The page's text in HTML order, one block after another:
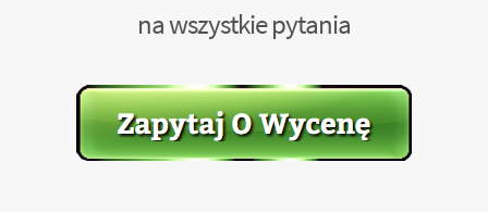
na wszystkie pytania